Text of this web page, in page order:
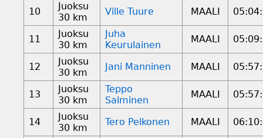
10
Juoksu
30 km
Ville Tuure MAALI
11
Juoksu
30 km
Juha
Keurulainen
MAALI
12
Juoksu
30 km
Jani Manninen MAALI
13
Juoksu
30 km
Teppo
Salminen
MAALI
14
Juoksu
30 km
Tero Pelkonen MAALI